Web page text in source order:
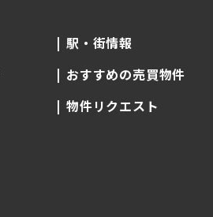
駅・街情報
おすすめの売買物件
物件リクエスト